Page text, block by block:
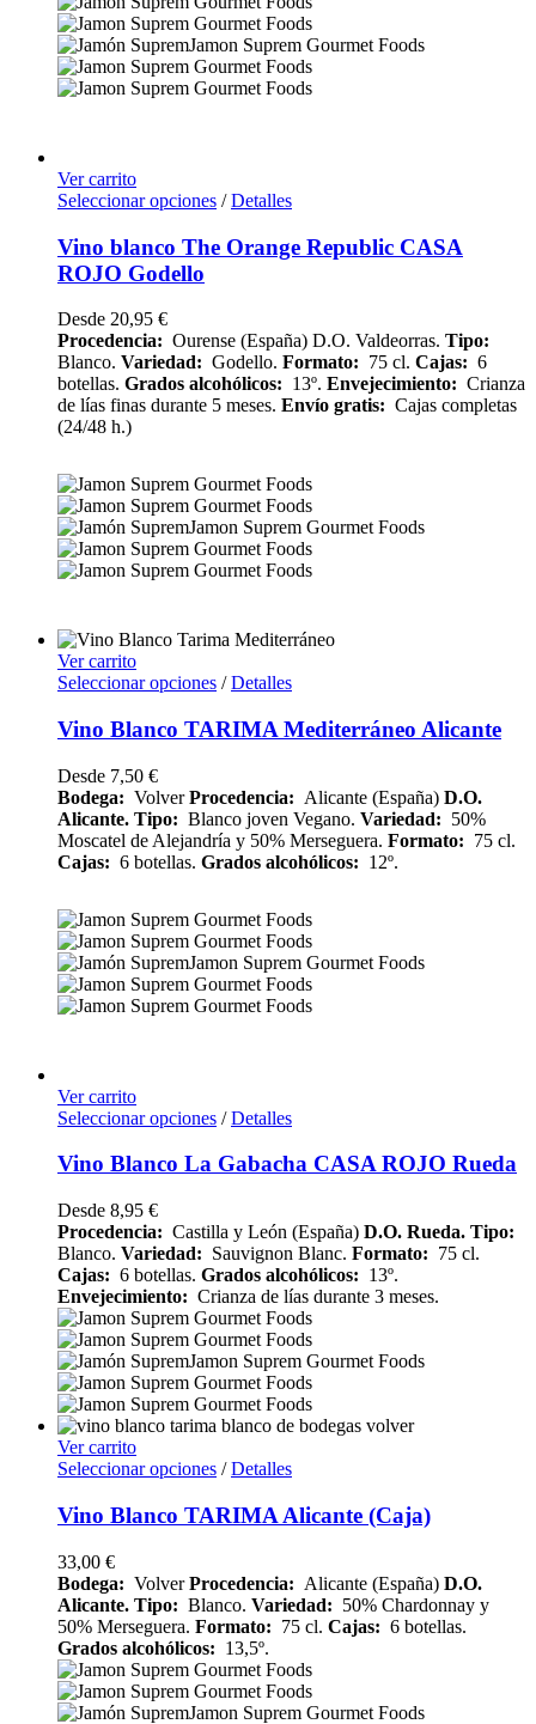
Ver carrito
Seleccionar opciones / Detalles
Vino blanco The Orange Republic CASA
ROJO Godello
Desde 20,95 €
Procedencia: Ourense (España) D.O. Valdeorras. Tipo:
Blanco. Variedad: Godello. Formato: 75 cl. Cajas: 6
botellas. Grados alcohólicos: 13º. Envejecimiento: Crianza
de lías finas durante 5 meses. Envío gratis: Cajas completas
(24/48 h.)
Ver carrito
Seleccionar opciones / Detalles
Vino Blanco TARIMA Mediterráneo Alicante
Desde 7,50 €
Bodega: VolverProcedencia: Alicante (España) D.O.
Alicante. Tipo: Blanco joven Vegano. Variedad: 50%
Moscatel de Alejandría y 50% Merseguera. Formato: 75 cl.
Cajas: 6 botellas. Grados alcohólicos: 12º.
Ver carrito
Seleccionar opciones / Detalles
Vino Blanco La Gabacha CASA ROJO Rueda
Desde 8,95 €
Procedencia: Castilla y León (España) D.O. Rueda. Tipo:
Blanco. Variedad: Sauvignon Blanc. Formato: 75 cl.
Cajas: 6 botellas. Grados alcohólicos: 13º.
Envejecimiento: Crianza de lías durante 3 meses.
Ver carrito
Seleccionar opciones / Detalles
Vino Blanco TARIMA Alicante (Caja)
33,00 €
Bodega: VolverProcedencia: Alicante (España) D.O.
Alicante. Tipo: Blanco. Variedad: 50% Chardonnay y
50% Merseguera. Formato: 75 cl. Cajas: 6 botellas.
Grados alcohólicos: 13,5º.